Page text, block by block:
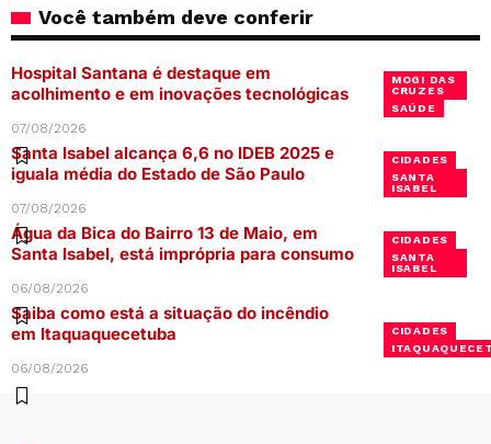
Você também deve conferir
MOGI DAS
CRUZES
SAÚDE
Hospital Santana é destaque em
acolhimento e em inovações tecnológicas
07/08/2026
CIDADES
SANTA
ISABEL
Santa Isabel alcança 6,6 no IDEB 2025 e
iguala média do Estado de São Paulo
07/08/2026
CIDADES
SANTA
ISABEL
Água da Bica do Bairro 13 de Maio, em
Santa Isabel, está imprópria para consumo
06/08/2026
CIDADES
Saiba como está a situação do incêndio
em Itaquaquecetuba
06/08/2026